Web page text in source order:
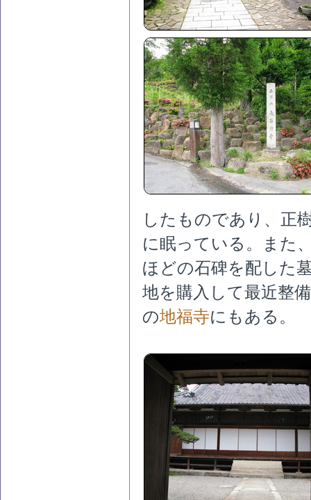
したものであり、正
に眠っている。また
ほどの石碑を配した
地を購入して最近整
の地福寺にもある。